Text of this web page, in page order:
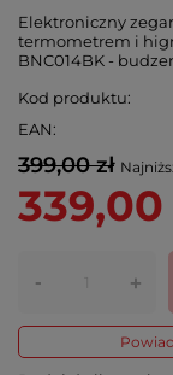
Elektroniczny
termometrem i
BNC014BK -
Kod produktu
EAN
399,00 zł
339,00
- +